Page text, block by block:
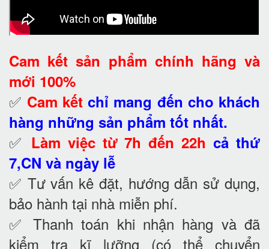
Cam kết sản phẩm chính hãng và
mới 100%
✅ Cam kết chỉ mang đến cho khách
hàng những sản phẩm tốt nhất.
✅ Làm việc từ 7h đến 22h cả thứ
7,CN và ngày lễ
✅ Tư vấn kê đặt, hướng dẫn sử dụng,
bảo hành tại nhà miễn phí.
✅ Thanh toán khi nhận hàng và đã
kiểm tra kĩ lưỡng (có thể chuyển